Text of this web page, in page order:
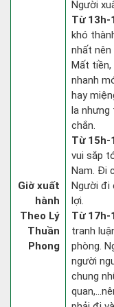
Giờ xuất
hành
Theo Lý
Thuần
Phong
Người
Từ 13h-
khó
nhất nên
Mất
nhanh
hay
la nhưng
chắn.
Từ 15h-
vui sắp
Nam. Đi
Người đi
lợi.
Từ 17h-
tranh
phòng.
người
chung